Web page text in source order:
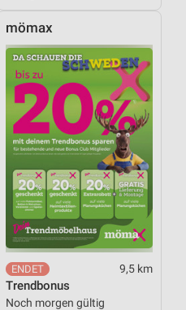
mömax
9,5 km
Trendbonus
Noch morgen gültig